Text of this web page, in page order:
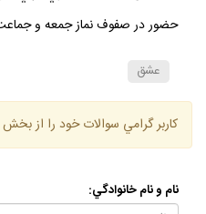
حضور در صفوف نماز جمعه و
عشق
كاربر گرامي سوالات خود را از بخش
نام و نام خانوادگي: